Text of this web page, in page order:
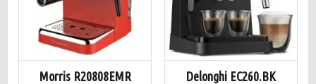
Morris R20808EMR Delonghi EC260.BK